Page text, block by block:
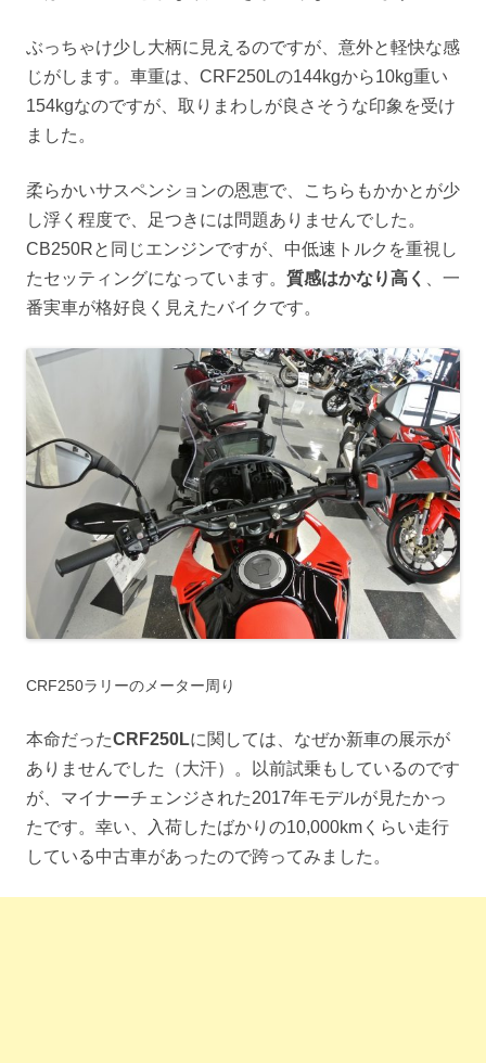
ぶっちゃけ少し大柄に見えるのですが、意外と軽快な感
じがします。車重は、CRF250Lの144kgから10kg重い
154kgなのですが、取りまわしが良さそうな印象を受け
ました。
柔らかいサスペンションの恩恵で、こちらもかかとが少
し浮く程度で、足つきには問題ありませんでした。
CB250Rと同じエンジンですが、中低速トルクを重視し
たセッティングになっています。 質感はかなり高く
、一
番実車が格好良く見えたバイクです。
CRF250ラリーのメーター周り
本命だったCRF250Lに関しては、なぜか新車の展示が
ありませんでした（大汗）。以前試乗もしているのです
が、マイナーチェンジされた2017年モデルが見たかっ
たです。幸い、入荷したばかりの10,000kmくらい走行
している中古車があったので跨ってみました。